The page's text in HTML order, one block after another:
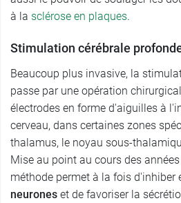
à la sclérose en plaques.
Stimulation cérébrale
Beaucoup plus invasive, la
passe par une opération
électrodes en forme d'aiguilles à
cerveau, dans certaines zones
thalamus, le noyau sous-
Mise au point au cours des
méthode permet à la fois d'inhiber
neurones et de favoriser la